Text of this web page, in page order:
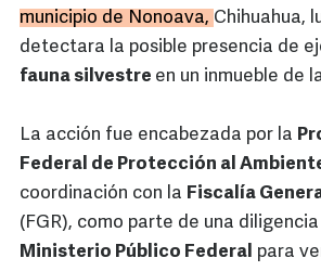
municipio de Nonoava, Chihuahua,
detectara la posible presencia de
fauna silvestre en un inmueble de
La acción fue encabezada por la
Federal de Protección al
coordinación con la Fiscalía
(FGR), como parte de una
Ministerio Público Federal para